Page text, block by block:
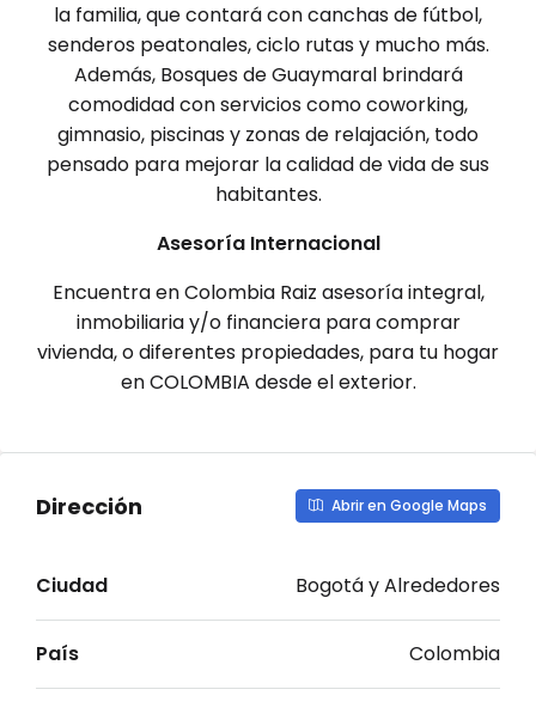
la familia, que contará con canchas de fútbol,
senderos peatonales, ciclo rutas y mucho más.
Además, Bosques de Guaymaral brindará
comodidad con servicios como coworking,
gimnasio, piscinas y zonas de relajación, todo
pensado para mejorar la calidad de vida de sus
habitantes.
Asesoría Internacional
Encuentra en Colombia Raiz asesoría integral,
inmobiliaria y/o financiera para comprar
vivienda, o diferentes propiedades, para tu hogar
en COLOMBIA desde el exterior.
Dirección Abrir en Google Maps
Ciudad Bogotá y Alrededores
País Colombia